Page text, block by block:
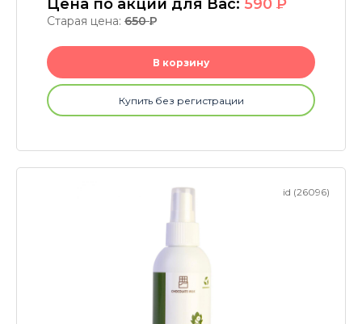
Цена по акции для Вас: 590 P
Старая цена: 650P
В корзину
Купить без регистрации
id (26096)